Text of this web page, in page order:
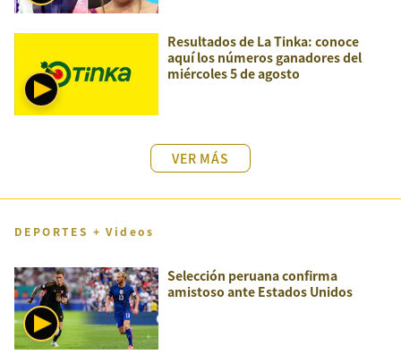
Resultados de La Tinka: conoce
aquí los números ganadores del
miércoles 5 de agosto
VER MÁS
DEPORTES + Videos
Selección peruana confirma
amistoso ante Estados Unidos